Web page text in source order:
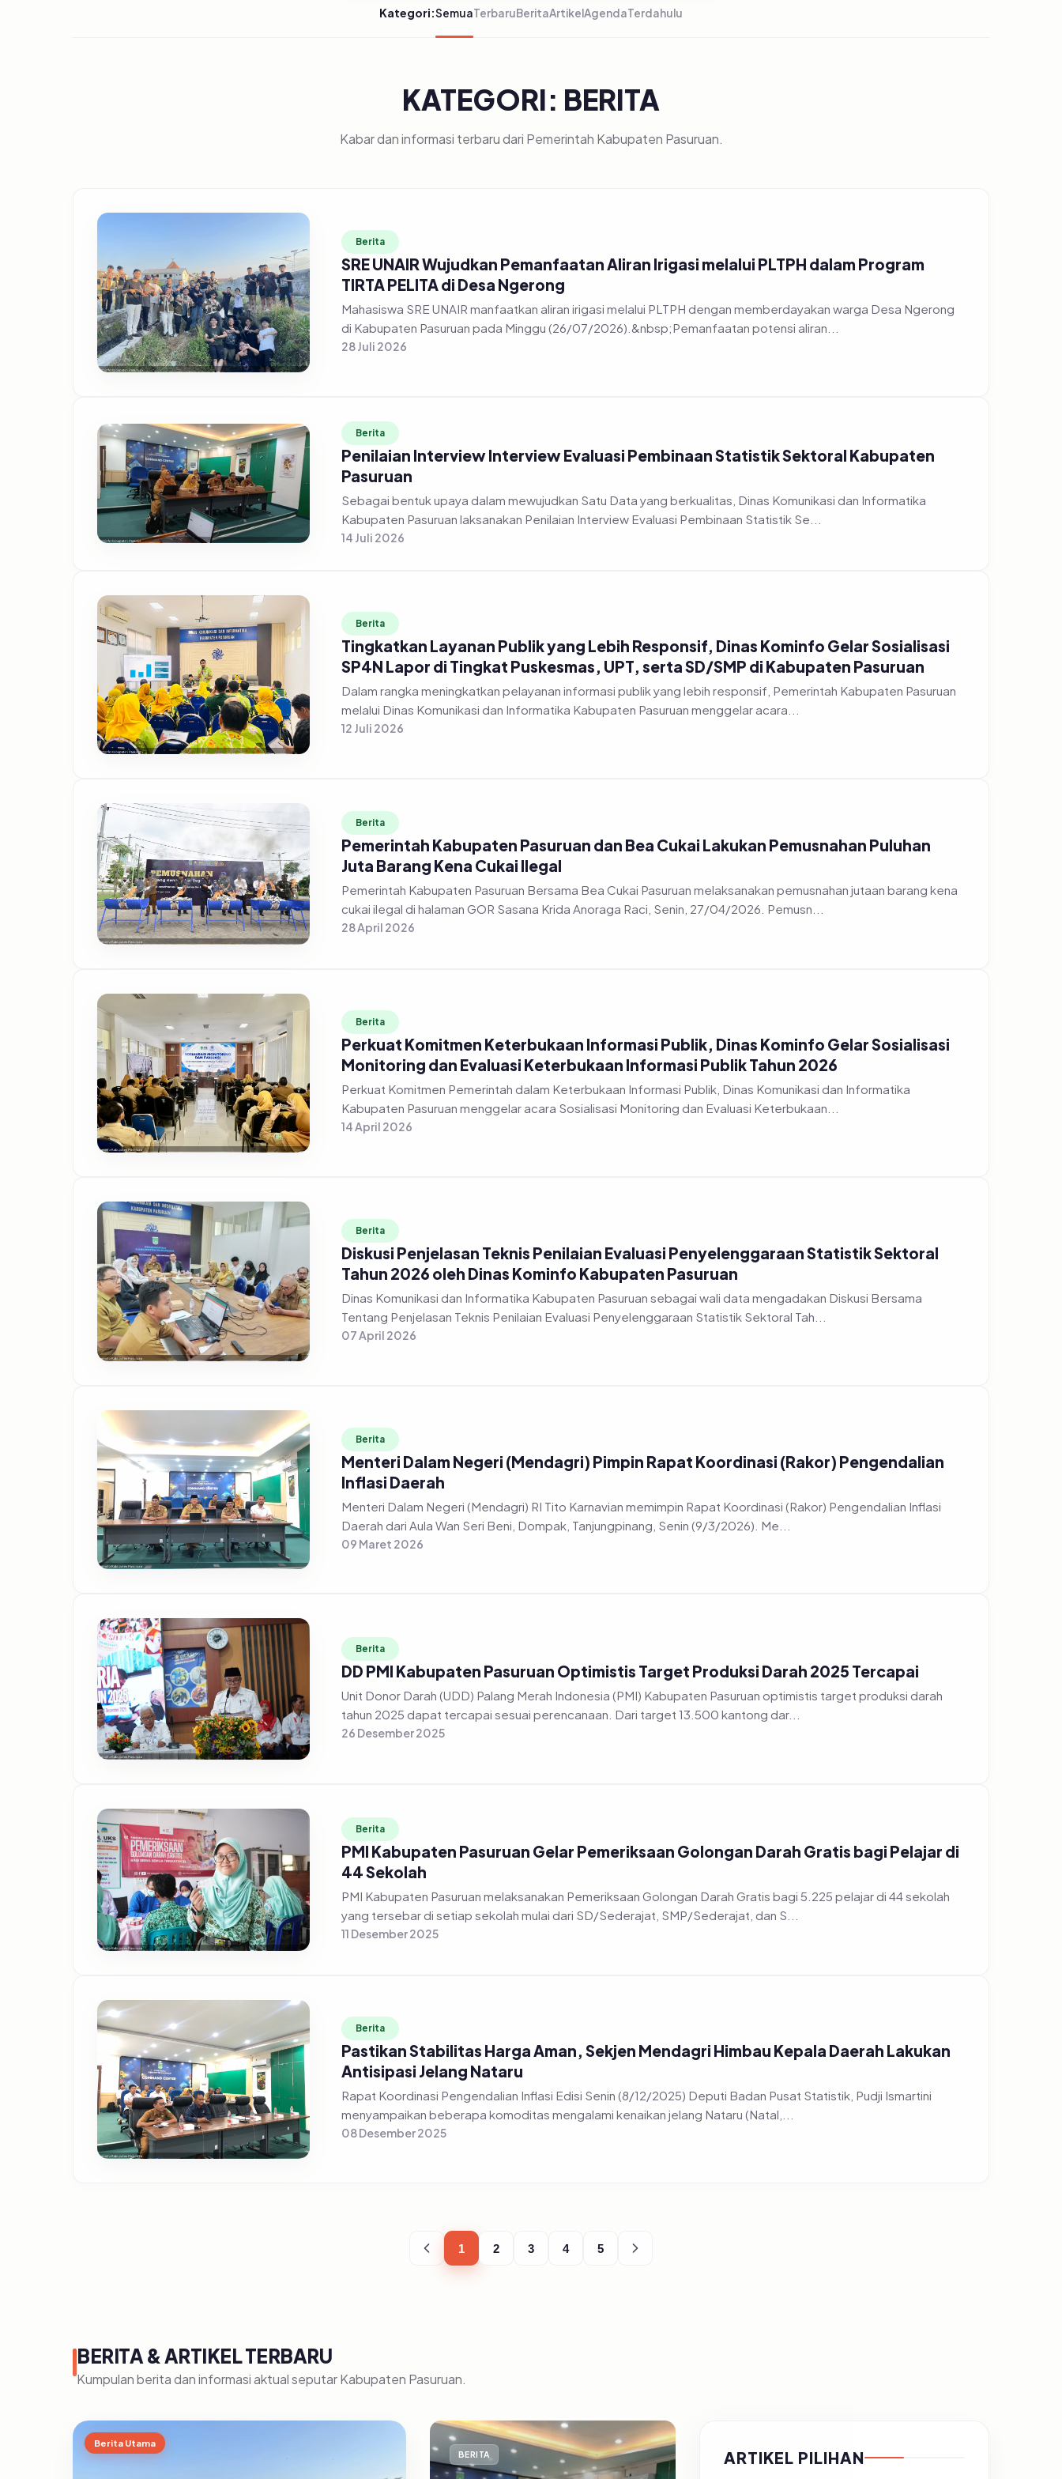
Kategori:SemuaTerbaruBeritaArtikelAgendaTerdahulu
KATEGORI: BERITA
Kabar dan informasi terbaru dari Pemerintah Kabupaten Pasuruan.
Berita
SRE UNAIR Wujudkan Pemanfaatan Aliran Irigasi melalui PLTPH dalam Program
TIRTA PELITA di Desa Ngerong
Mahasiswa SRE UNAIR manfaatkan aliran irigasi melalui PLTPH dengan memberdayakan warga Desa Ngerong
di Kabupaten Pasuruan pada Minggu (26/07/2026).&nbsp;Pemanfaatan potensi aliran...
28 Juli 2026
Berita
Penilaian Interview Interview Evaluasi Pembinaan Statistik Sektoral Kabupaten
Pasuruan
Sebagai bentuk upaya dalam mewujudkan Satu Data yang berkualitas, Dinas Komunikasi dan Informatika
Kabupaten Pasuruan laksanakan Penilaian Interview Evaluasi Pembinaan Statistik Se...
14 Juli 2026
Berita
Tingkatkan Layanan Publik yang Lebih Responsif, Dinas Kominfo Gelar Sosialisasi
SP4N Lapor di Tingkat Puskesmas, UPT, serta SD/SMP di Kabupaten Pasuruan
Dalam rangka meningkatkan pelayanan informasi publik yang lebih responsif, Pemerintah Kabupaten Pasuruan
melalui Dinas Komunikasi dan Informatika Kabupaten Pasuruan menggelar acara...
12 Juli 2026
Berita
Pemerintah Kabupaten Pasuruan dan Bea Cukai Lakukan Pemusnahan Puluhan
Juta Barang Kena Cukai Ilegal
Pemerintah Kabupaten Pasuruan Bersama Bea Cukai Pasuruan melaksanakan pemusnahan jutaan barang kena
cukai ilegal di halaman GOR Sasana Krida Anoraga Raci, Senin, 27/04/2026. Pemusn...
28 April 2026
Berita
Perkuat Komitmen Keterbukaan Informasi Publik, Dinas Kominfo Gelar Sosialisasi
Monitoring dan Evaluasi Keterbukaan Informasi Publik Tahun 2026
Perkuat Komitmen Pemerintah dalam Keterbukaan Informasi Publik, Dinas Komunikasi dan Informatika
Kabupaten Pasuruan menggelar acara Sosialisasi Monitoring dan Evaluasi Keterbukaan...
14 April 2026
Berita
Diskusi Penjelasan Teknis Penilaian Evaluasi Penyelenggaraan Statistik Sektoral
Tahun 2026 oleh Dinas Kominfo Kabupaten Pasuruan
Dinas Komunikasi dan Informatika Kabupaten Pasuruan sebagai wali data mengadakan Diskusi Bersama
Tentang Penjelasan Teknis Penilaian Evaluasi Penyelenggaraan Statistik Sektoral Tah...
07 April 2026
Berita
Menteri Dalam Negeri (Mendagri) Pimpin Rapat Koordinasi (Rakor) Pengendalian
Inflasi Daerah
Menteri Dalam Negeri (Mendagri) RI Tito Karnavian memimpin Rapat Koordinasi (Rakor) Pengendalian Inflasi
Daerah dari Aula Wan Seri Beni, Dompak, Tanjungpinang, Senin (9/3/2026). Me...
09 Maret 2026
Berita
DD PMI Kabupaten Pasuruan Optimistis Target Produksi Darah 2025 Tercapai
Unit Donor Darah (UDD) Palang Merah Indonesia (PMI) Kabupaten Pasuruan optimistis target produksi darah
tahun 2025 dapat tercapai sesuai perencanaan. Dari target 13.500 kantong dar...
26 Desember 2025
Berita
PMI Kabupaten Pasuruan Gelar Pemeriksaan Golongan Darah Gratis bagi Pelajar di
44 Sekolah
PMI Kabupaten Pasuruan melaksanakan Pemeriksaan Golongan Darah Gratis bagi 5.225 pelajar di 44 sekolah
yang tersebar di setiap sekolah mulai dari SD/Sederajat, SMP/Sederajat, dan S...
11 Desember 2025
Berita
Pastikan Stabilitas Harga Aman, Sekjen Mendagri Himbau Kepala Daerah Lakukan
Antisipasi Jelang Nataru
Rapat Koordinasi Pengendalian Inflasi Edisi Senin (8/12/2025) Deputi Badan Pusat Statistik, Pudji Ismartini
menyampaikan beberapa komoditas mengalami kenaikan jelang Nataru (Natal,...
08 Desember 2025
1 2 3 4 5
BERITA & ARTIKEL TERBARU
Kumpulan berita dan informasi aktual seputar Kabupaten Pasuruan.
Berita Utama
BERITA ARTIKEL PILIHAN